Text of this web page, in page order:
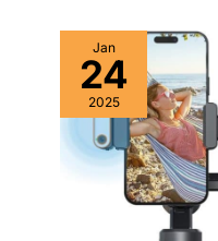
Jan
24
2025